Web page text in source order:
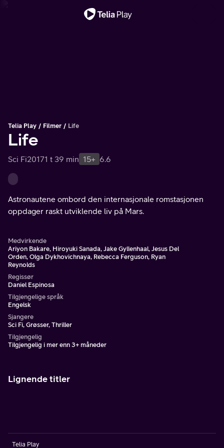
Telia Play Filmer Life
Life
Sci Fi20171 t 39 min 15+ 6.6
Astronautene ombord den internasjonale romstasjonen
oppdager raskt utviklende liv på Mars.
Medvirkende
Ariyon Bakare, Hiroyuki Sanada, Jake Gyllenhaal, Jesus Del
Orden, Olga Dykhovichnaya, Rebecca Ferguson, Ryan
Reynolds
Regissør
Daniel Espinosa
Tilgjengelige språk
Engelsk
Sjangere
Sci Fi, Grøsser, Thriller
Tilgjengelig
Tilgjengelig i mer enn 3+ måneder
Lignende titler
Telia Play